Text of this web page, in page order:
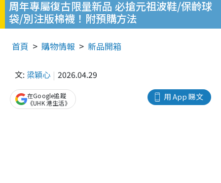
周年專屬復古限量新品 必搶元祖波鞋/保齡球
袋/別注版棉襪！附預購方法
首頁 購物情報 新品開箱
文: 梁穎心 2026.04.29
用 App 睇文
在Google追蹤
《UHK 港生活》